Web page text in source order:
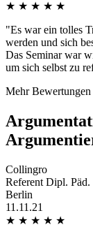
★ ★ ★ ★ ★
"Es war ein tolles
werden und sich
Das Seminar war
um sich selbst zu
Mehr
Collingro
Referent Dipl. Päd.
Berlin
11.11.21
★ ★ ★ ★ ★